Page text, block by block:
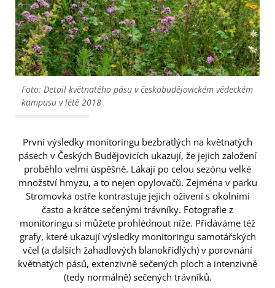
Foto: Detail květnatého pásu v českobudějovickém vědeckém
kampusu v létě 2018
První výsledky monitoringu bezbratlých na květnatých
pásech v Českých Budějovicích ukazují, že jejich založení
proběhlo velmi úspěšně. Lákají po celou sezónu velké
množství hmyzu, a to nejen opylovačů. Zejména v parku
Stromovka ostře kontrastuje jejich oživení s okolními
často a krátce sečenými trávníky. Fotografie z
monitoringu si můžete prohlédnout níže. Přidáváme též
grafy, které ukazují výsledky monitoringu samotářských
včel (a dalších žahadlových blanokřídlých) v porovnání
květnatých pásů, extenzivně sečených ploch a intenzivně
(tedy normálně) sečených trávníků.